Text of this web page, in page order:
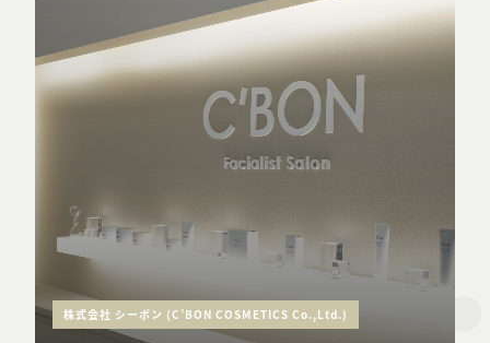
株式会社 シーボン (C’BON COSMETICS Co.,Ltd.)